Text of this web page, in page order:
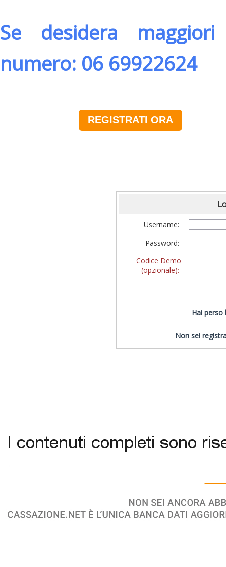
Se desidera
numero: 06 69922624
REGISTRATI ORA
Username:
Password:
Codice Demo
(opzionale):
Hai perso
Non sei